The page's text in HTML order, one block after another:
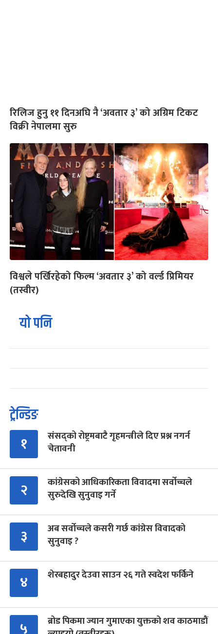
रिलिज हुनु ११ दिनअघि नै ‘अवतार ३’ को अग्रिम टिकट
विक्री नेपालमा सुरु
विश्वले पर्खिरहेको फिल्म ‘अवतार ३’ को वर्ल्ड प्रिमियर
(तस्वीर)
यो पनि
ट्रेन्डिङ
१
संसद्को रोष्ट्रमबाटै गृहमन्त्रीले दिए प्रश्न नगर्न
चेतावनी
२
कांग्रेसको आधिकारिकता विवादमा सर्वोच्चले
सुरुदेखि सुनुवाइ गर्ने
३
अब सर्वोच्चले कसरी गर्छ कांग्रेस विवादको
सुनुवाइ ?
४ शेरबहादुर देउवा साउन २६ गते स्वदेश फर्किने
५
ब्रोड पिकमा ज्यान गुमाएका युक्तको शव काठमाडौं